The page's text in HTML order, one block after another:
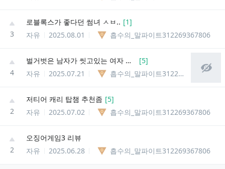
3
로블록스가 좋다던 썸녀 ㅅㅂ.. [1]
자유
2025.08.01 흡수의_말파이트312269367806
4
벌거벗은 남자가 씻고있는 여자 염탐하는 사진..(후방주의) [5]
자유
2025.07.21 흡수의_말파이트312269367806
2
저티어 캐리 탑챔 추천좀 [5]
자유
2025.07.02 흡수의_말파이트312269367806
2
오징어게임3 리뷰
자유
2025.06.28 흡수의_말파이트312269367806